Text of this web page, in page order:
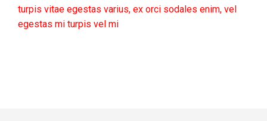
turpis vitae egestas varius, ex orci sodales enim, vel
egestas mi turpis vel mi